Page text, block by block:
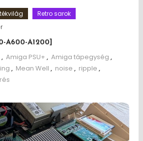
Retro sarok
A600-A1200]
, Amiga PSU+ , Amiga tápegység ,
, Mean Well , noise , ripple ,